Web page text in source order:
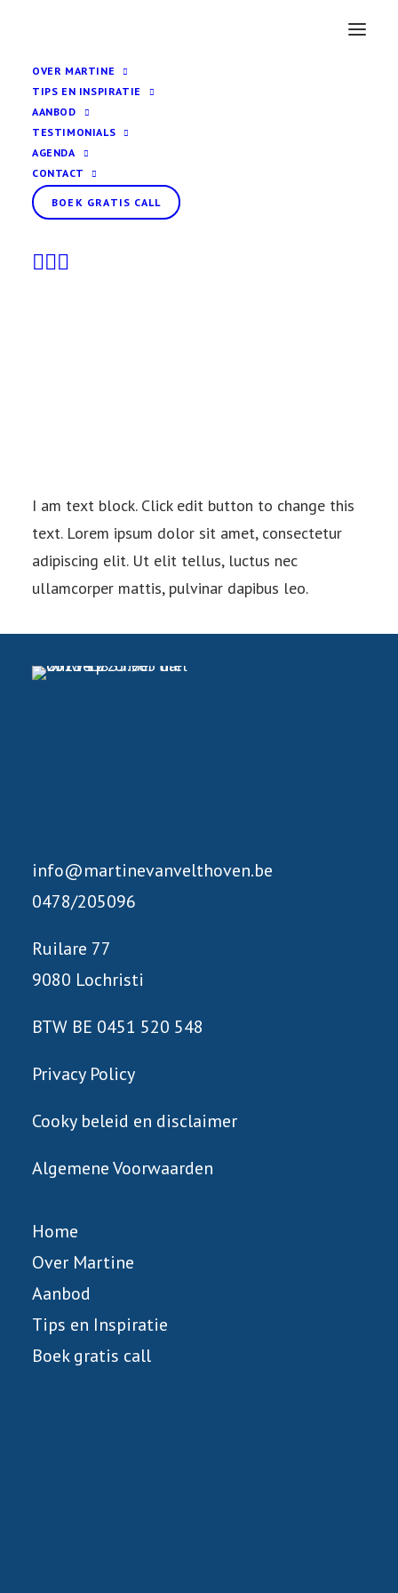
OVER MARTINE
TIPS EN INSPIRATIE
AANBOD
TESTIMONIALS
AGENDA
CONTACT
BOEK GRATIS CALL
Algemene voorwaarden
I am text block. Click edit button to change this
text. Lorem ipsum dolor sit amet, consectetur
adipiscing elit. Ut elit tellus, luctus nec
ullamcorper mattis, pulvinar dapibus leo.
info@martinevanvelthoven.be
0478/205096
Ruilare 77
9080 Lochristi
BTW BE 0451 520 548
Privacy Policy
Cooky beleid en disclaimer
Algemene Voorwaarden
Home
Over Martine
Aanbod
Tips en Inspiratie
Boek gratis call